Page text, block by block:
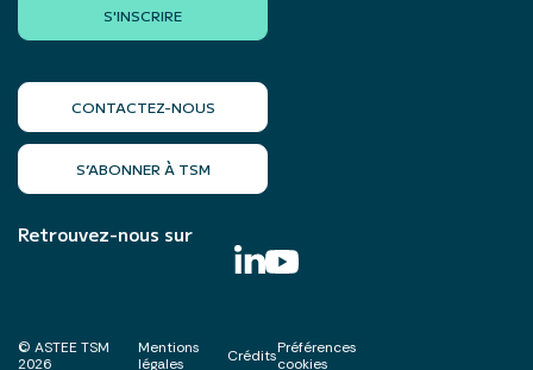
S'INSCRIRE
CONTACTEZ-NOUS
S’ABONNER À TSM
Retrouvez-nous sur
© ASTEE TSM
2026
Mentions
légales
CréditsPréférences
cookies